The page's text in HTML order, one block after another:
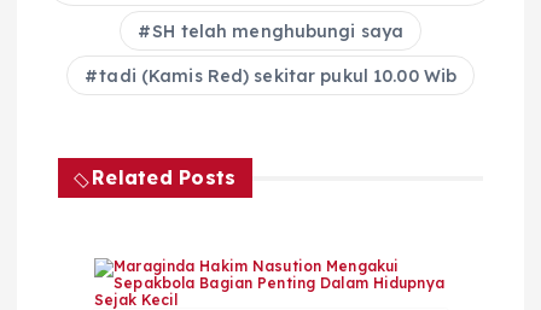
SH telah menghubungi saya
tadi (Kamis Red) sekitar pukul 10.00 Wib
Related Posts